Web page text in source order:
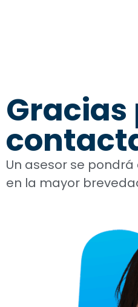
Gracias
Un asesor se
en la mayor